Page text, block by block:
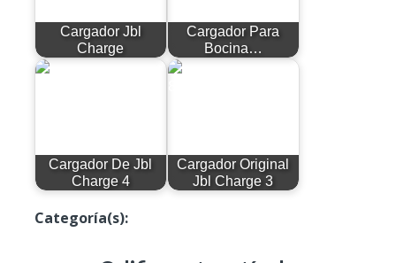
Cargador Jbl
Charge
Cargador Para
Bocina…
Cargador De Jbl
Charge 4
Cargador Original
Jbl Charge 3
Categoría(s):Productos